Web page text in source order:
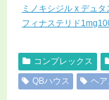
ミノキシジル x デュタ
フィナステリド
コンプレックス
QBハウス
ヘ